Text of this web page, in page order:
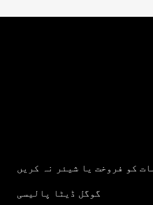
کو فروخت یا شیئر نہ کریں
گوگل ڈیٹا پالیسی